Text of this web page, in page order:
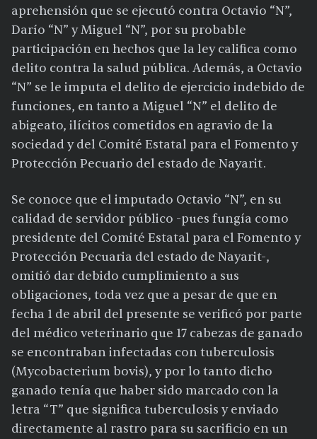
aprehensión que se ejecutó contra Octavio “N”,
Darío “N” y Miguel “N”, por su probable
participación en hechos que la ley califica como
delito contra la salud pública. Además, a Octavio
“N” se le imputa el delito de ejercicio indebido de
funciones, en tanto a Miguel “N” el delito de
abigeato, ilícitos cometidos en agravio de la
sociedad y del Comité Estatal para el Fomento y
Protección Pecuario del estado de Nayarit.
Se conoce que el imputado Octavio “N”, en su
calidad de servidor público -pues fungía como
presidente del Comité Estatal para el Fomento y
Protección Pecuaria del estado de Nayarit-,
omitió dar debido cumplimiento a sus
obligaciones, toda vez que a pesar de que en
fecha 1 de abril del presente se verificó por parte
del médico veterinario que 17 cabezas de ganado
se encontraban infectadas con tuberculosis
(Mycobacterium bovis), y por lo tanto dicho
ganado tenía que haber sido marcado con la
letra “T” que significa tuberculosis y enviado
directamente al rastro para su sacrificio en un